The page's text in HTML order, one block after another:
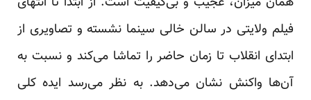
فیلم ولایتی در سالن خالی سینما نشسته و تصاویری از
ابتدای انقلاب تا زمان حاضر را تماشا می‌کند و نسبت به
آن‌ها واکنش نشان می‌دهد. به نظر می‌رسد ایده کلی